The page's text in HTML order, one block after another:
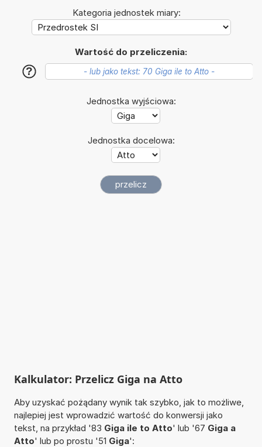
Kategoria jednostek miary:
Wartość do przeliczenia:
?
Jednostka wyjściowa:
Jednostka docelowa:
Kalkulator: Przelicz Giga na Atto
Aby uzyskać pożądany wynik tak szybko, jak to możliwe,
najlepiej jest wprowadzić wartość do konwersji jako
tekst, na przykład '83 Giga ile to Atto' lub '67 Giga a
Atto' lub po prostu '51 Giga':